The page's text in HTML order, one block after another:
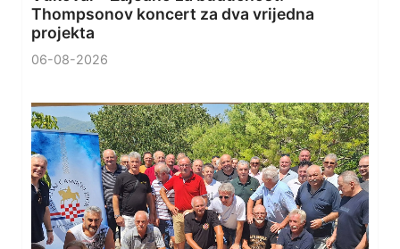
Thompsonov koncert za dva vrijedna
projekta
06-08-2026